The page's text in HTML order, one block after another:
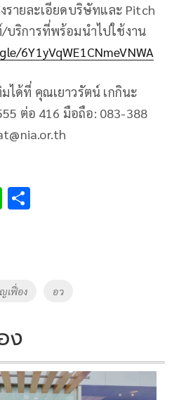
รายละเอียดบริษัทและ Pitch
ริการที่พร้อมนำไปใช้งาน
6Y1yVqWE1CNmeVNWA
ได้ที่ คุณเยาวรัตน์ เกกินะ
ต่อ 416 มือถือ: 083-388
Li
เฟื่อง อว
ง